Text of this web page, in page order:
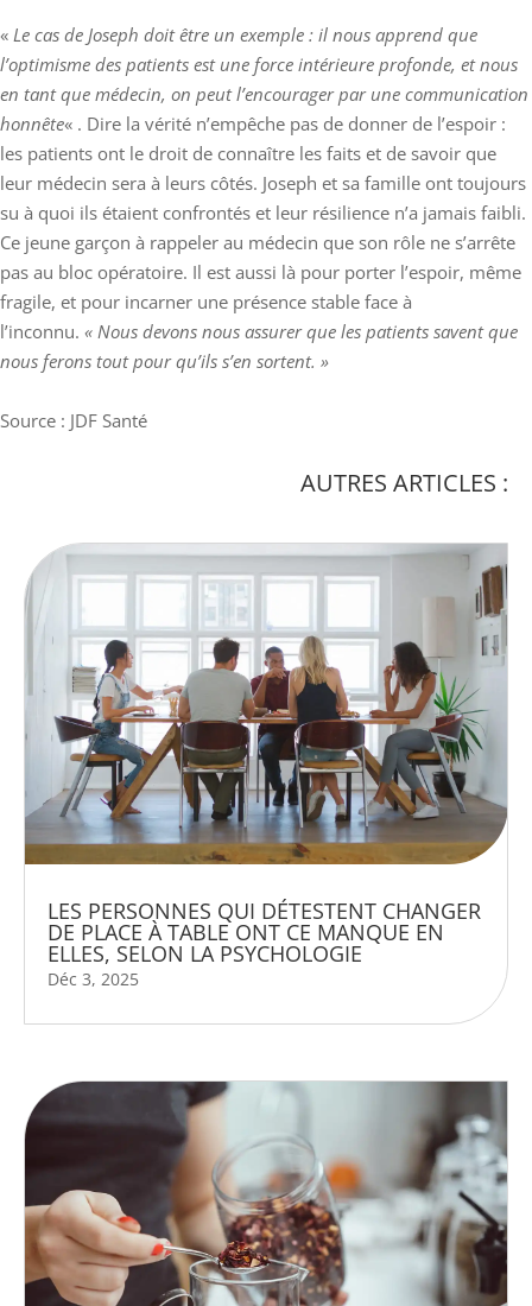
« Le cas de Joseph doit être un exemple : il nous apprend que
l’optimisme des patients est une force intérieure profonde, et nous
en tant que médecin, on peut l’encourager par une communication
honnête« . Dire la vérité n’empêche pas de donner de l’espoir :
les patients ont le droit de connaître les faits et de savoir que
leur médecin sera à leurs côtés. Joseph et sa famille ont toujours
su à quoi ils étaient confrontés et leur résilience n’a jamais faibli.
Ce jeune garçon à rappeler au médecin que son rôle ne s’arrête
pas au bloc opératoire. Il est aussi là pour porter l’espoir, même
fragile, et pour incarner une présence stable face à
l’inconnu. « Nous devons nous assurer que les patients savent que
nous ferons tout pour qu’ils s’en sortent. »
Source : JDF Santé
AUTRES ARTICLES :
LES PERSONNES QUI DÉTESTENT CHANGER
DE PLACE À TABLE ONT CE MANQUE EN
ELLES, SELON LA PSYCHOLOGIE
Déc 3, 2025